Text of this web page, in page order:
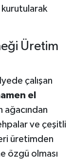
Üretim
çalışan
el
ve çeşitli
üretimden
özgü olması